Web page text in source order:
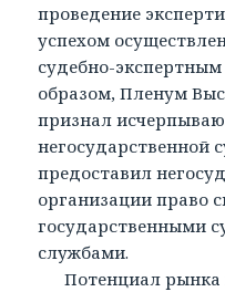
проведение
успехом
судебно-
образом, Пленум
признал
негосударственной
предоставил
организации право
государственными
службами.
Потенциал рынка